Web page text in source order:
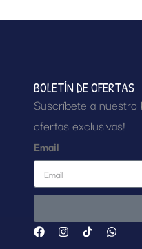
BOLETÍN DE OFERTAS
Suscríbete a
ofertas exclusivas!
Email